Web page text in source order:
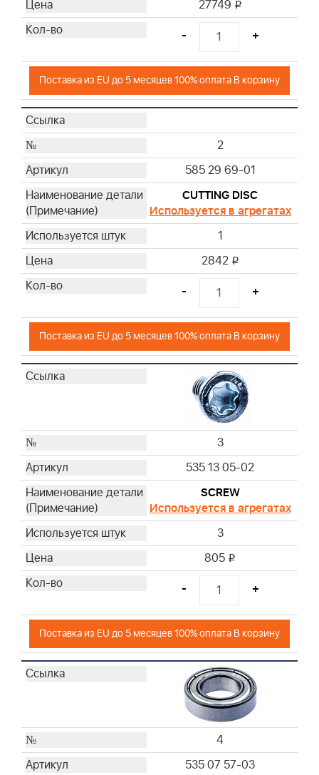
27749 i
- +
Поставка из EU до 5 месяцев 100% оплата В корзину
2
585 29 69-01
CUTTING DISC
Используется в агрегатах
1
2842 i
- +
Поставка из EU до 5 месяцев 100% оплата В корзину
3
535 13 05-02
SCREW
Используется в агрегатах
3
805 i
- +
Поставка из EU до 5 месяцев 100% оплата В корзину
4
535 07 57-03